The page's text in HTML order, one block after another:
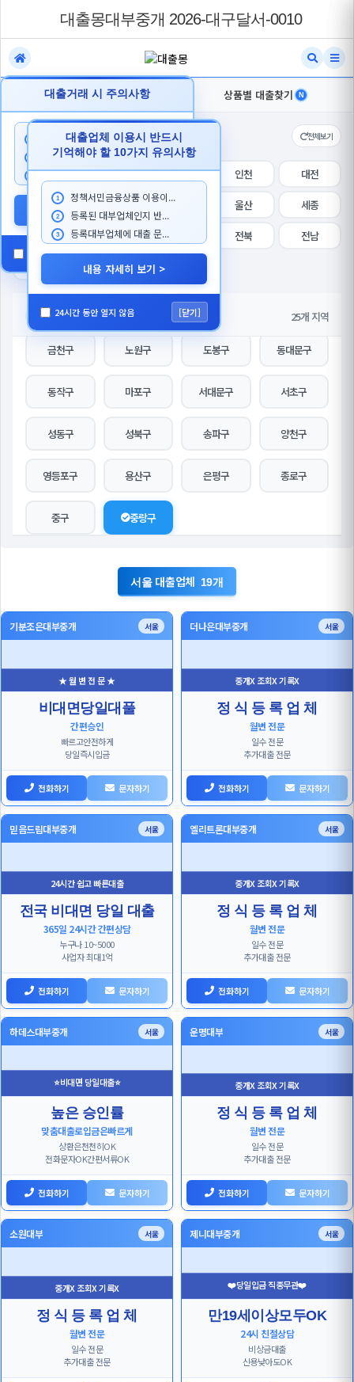
대출거래 시 주의사항
대출 상담시 본인이 대출한...
대출을 목적으로 첫거래 고...
대출몽 담당자를 사칭하...
내용 자세히 보기 >
24시간 동안 열지 않음 [닫기]
대출업체 이용시 반드시
기억해야 할 10가지 유의사항
1 정책서민금융상품 이용이...
2 등록된 대부업체인지 반...
3 등록대부업체에 대출 문...
내용 자세히 보기 >
24시간 동안 열지 않음 [닫기]
대출몽대부중개 2026-대구달서-0010
내지역 대출찾기 N 상품별 대출찾기 N
지역 선택 전체보기
전체 서울 경기 인천 대전
대구 부산 광주 울산 세종
강원 충북 충남 전북 전남
경남
서울 세부 지역 25개 지역
강남구
강서구 관악구 광진구
금천구 노원구 도봉구 동대문구
동작구 마포구 서대문구 서초구
성동구 성북구 송파구 양천구
영등포구 용산구 은평구 종로구
중구 중랑구
서울대출업체 19개
기분조은대부중개 서울
★ 월 변 전 문 ★
비대면당일대풀
간편승인
빠르고안전하게
당일즉시입금
전화하기 문자하기
더나은대부중개 서울
중개X 조회X 기록X
정 식 등 록 업 체
월변 전문
일수 전문
추가대출 전문
전화하기 문자하기
믿음드림대부중개 서울
24시간 쉽고 빠른대출
전국 비대면 당일 대출
365일 24시간 간편상담
누구나 10~5000
사업자 최대1억
전화하기 문자하기
엘리트론대부중개 서울
중개X 조회X 기록X
정 식 등 록 업 체
월변 전문
일수 전문
추가대출 전문
전화하기 문자하기
하데스대부중개 서울
⭐비대면 당일대출⭐
높은 승인률
맞춤대출로입금은빠르게
상환은천천히OK
전화문자OK간편서류OK
전화하기 문자하기
운명대부 서울
중개X 조회X 기록X
정 식 등 록 업 체
월변 전문
일수 전문
추가대출 전문
전화하기 문자하기
소원대부 서울
중개X 조회X 기록X
정 식 등 록 업 체
월변 전문
일수 전문
추가대출 전문
제니대부중개 서울
❤️당일입금 직종무관❤️
만19세이상모두OK
24시 친절상담
비상금대출
신용낮아도OK